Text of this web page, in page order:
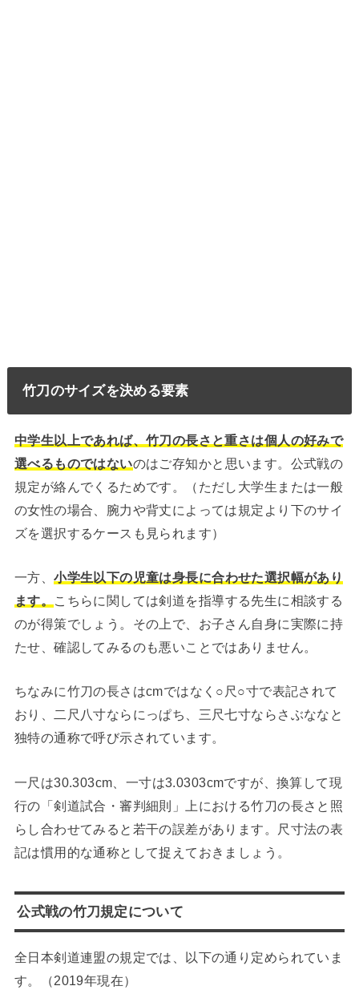
竹刀のサイズを決める要素
中学生以上であれば、竹刀の長さと重さは個人の好みで
選べるものではないのはご存知かと思います。公式戦の
規定が絡んでくるためです。（ただし大学生または一般
の女性の場合、腕力や背丈によっては規定より下のサイ
ズを選択するケースも見られます）
一方、小学生以下の児童は身長に合わせた選択幅があり
ます。
こちらに関しては剣道を指導する先生に相談する
のが得策でしょう。その上で、お子さん自身に実際に持
たせ、確認してみるのも悪いことではありません。
ちなみに竹刀の長さはcmではなく○尺○寸で表記されて
おり、二尺八寸ならにっぱち、三尺七寸ならさぶななと
独特の通称で呼び示されています。
一尺は30.303cm、一寸は3.0303cmですが、換算して現
行の「剣道試合・審判細則」上における竹刀の長さと照
らし合わせてみると若干の誤差があります。尺寸法の表
記は慣用的な通称として捉えておきましょう。
公式戦の竹刀規定について
全日本剣道連盟の規定では、以下の通り定められていま
す。（2019年現在）